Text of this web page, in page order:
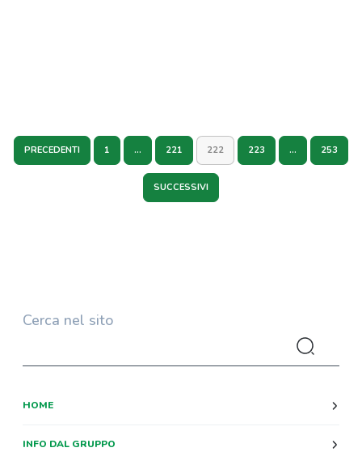
PRECEDENTI 1 … 221 222 223 … 253
SUCCESSIVI
Cerca nel sito
HOME
INFO DAL GRUPPO